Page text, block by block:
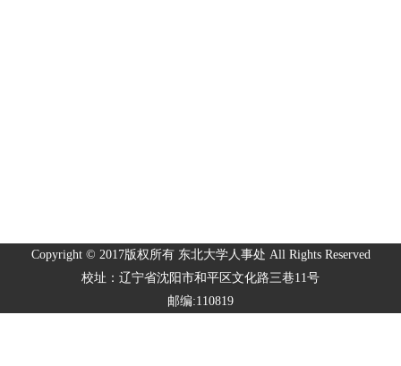
Copyright © 2017版权所有 东北大学人事处 All Rights Reserved
校址：辽宁省沈阳市和平区文化路三巷11号
邮编:110819